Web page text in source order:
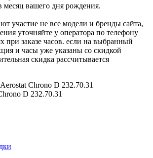
месяц вашего дня рождения.
участие не все модели и бренды сайта,
уточняйте у оператора по телефону
при заказе часов. если на выбранный
и часы уже указаны со скидкой
скидка рассчитывается
D 232.70.31